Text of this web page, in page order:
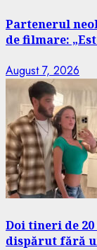
Partenerul
de filmare:
August 7, 2026
Doi tineri de
dispărut fără